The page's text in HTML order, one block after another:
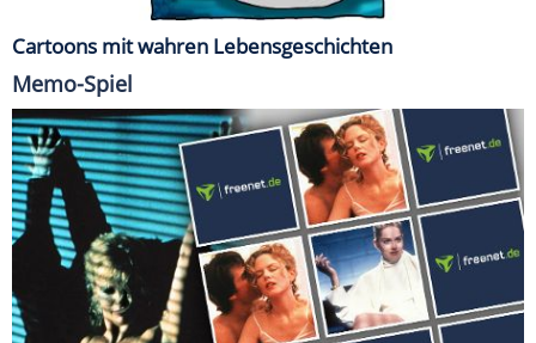
Cartoons mit wahren Lebensgeschichten
Memo-Spiel